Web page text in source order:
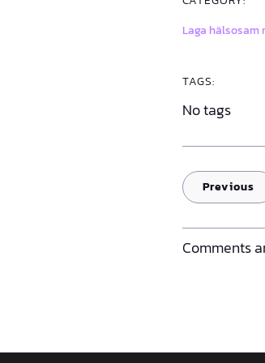
Laga hälsosam
TAGS:
No tags
Previous
Comments